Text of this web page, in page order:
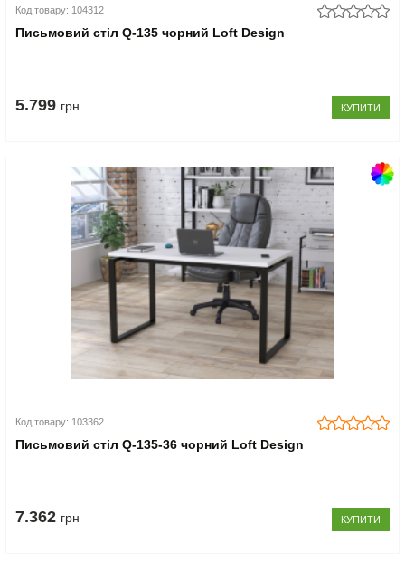
Код товару: 104312
Письмовий стіл Q-135 чорний Loft Design
5.799 грн КУПИТИ
Код товару: 103362
Письмовий стіл Q-135-36 чорний Loft Design
7.362 грн КУПИТИ